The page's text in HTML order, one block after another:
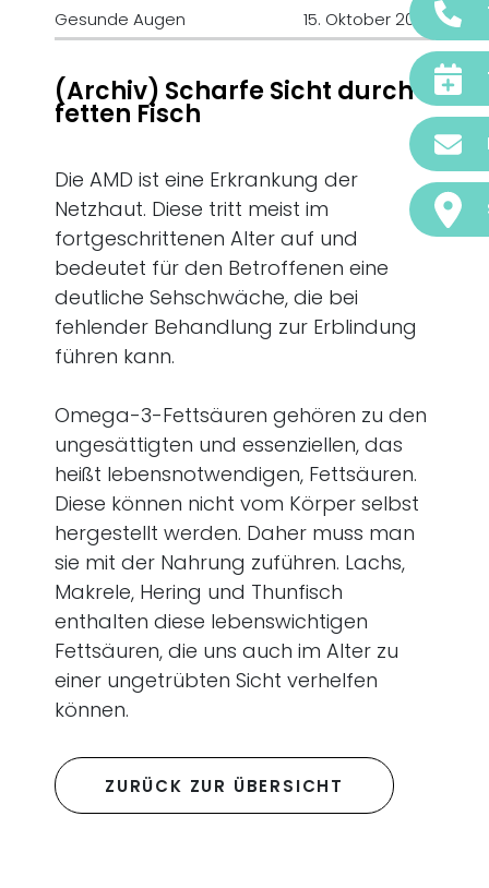
Gesunde Augen 15. Oktober 2009
(Archiv) Scharfe Sicht durch
fetten Fisch
Die AMD ist eine Erkrankung der
Netzhaut. Diese tritt meist im
fortgeschrittenen Alter auf und
bedeutet für den Betroffenen eine
deutliche Sehschwäche, die bei
fehlender Behandlung zur Erblindung
führen kann.
Omega-3-Fettsäuren gehören zu den
ungesättigten und essenziellen, das
heißt lebensnotwendigen, Fettsäuren.
Diese können nicht vom Körper selbst
hergestellt werden. Daher muss man
sie mit der Nahrung zuführen. Lachs,
Makrele, Hering und Thunfisch
enthalten diese lebenswichtigen
Fettsäuren, die uns auch im Alter zu
einer ungetrübten Sicht verhelfen
können.
ZURÜCK ZUR ÜBERSICHT